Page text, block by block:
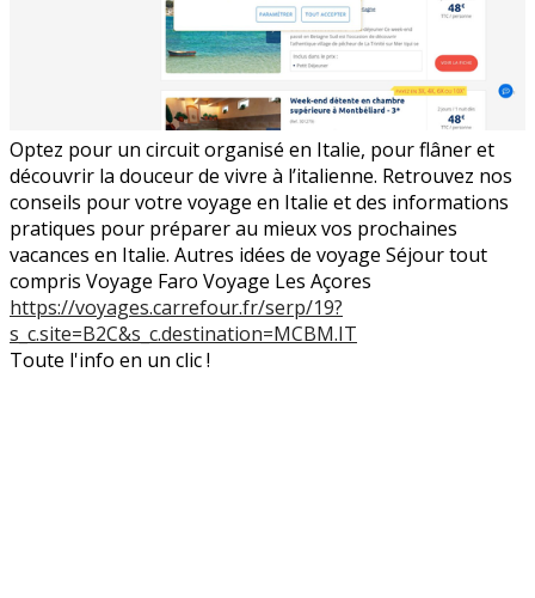
Optez pour un circuit organisé en Italie, pour flâner et
découvrir la douceur de vivre à l’italienne. Retrouvez nos
conseils pour votre voyage en Italie et des informations
pratiques pour préparer au mieux vos prochaines
vacances en Italie. Autres idées de voyage Séjour tout
compris Voyage Faro Voyage Les Açores
https://voyages.carrefour.fr/serp/19?
s_c.site=B2C&s_c.destination=MCBM.IT
Toute l'info en un clic !